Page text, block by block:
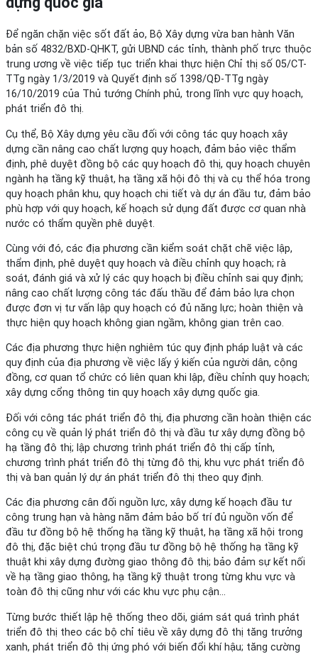
Để ngăn chặn việc sốt đất ảo, Bộ Xây dựng vừa ban hành Văn
bản số 4832/BXD-QHKT, gửi UBND các tỉnh, thành phố trực thuộc
trung ương về việc tiếp tục triển khai thực hiện Chỉ thị số 05/CT-
TTg ngày 1/3/2019 và Quyết định số 1398/QĐ-TTg ngày
16/10/2019 của Thủ tướng Chính phủ, trong lĩnh vực quy hoạch,
phát triển đô thị.
Cụ thể, Bộ Xây dựng yêu cầu đối với công tác quy hoạch xây
dựng cần nâng cao chất lượng quy hoạch, đảm bảo việc thẩm
định, phê duyệt đồng bộ các quy hoạch đô thị, quy hoạch chuyên
ngành hạ tầng kỹ thuật, hạ tầng xã hội đô thị và cụ thể hóa trong
quy hoạch phân khu, quy hoạch chi tiết và dự án đầu tư, đảm bảo
phù hợp với quy hoạch, kế hoạch sử dụng đất được cơ quan nhà
nước có thẩm quyền phê duyệt.
Cùng với đó, các địa phương cần kiểm soát chặt chẽ việc lập,
thẩm định, phê duyệt quy hoạch và điều chỉnh quy hoạch; rà
soát, đánh giá và xử lý các quy hoạch bị điều chỉnh sai quy định;
nâng cao chất lượng công tác đấu thầu để đảm bảo lựa chọn
được đơn vị tư vấn lập quy hoạch có đủ năng lực; hoàn thiện và
thực hiện quy hoạch không gian ngầm, không gian trên cao.
Các địa phương thực hiện nghiêm túc quy định pháp luật và các
quy định của địa phương về việc lấy ý kiến của người dân, cộng
đồng, cơ quan tổ chức có liên quan khi lập, điều chỉnh quy hoạch;
xây dựng cổng thông tin quy hoạch xây dựng quốc gia.
Đối với công tác phát triển đô thị, địa phương cần hoàn thiện các
công cụ về quản lý phát triển đô thị và đầu tư xây dựng đồng bộ
hạ tầng đô thị; lập chương trình phát triển đô thị cấp tỉnh,
chương trình phát triển đô thị từng đô thị, khu vực phát triển đô
thị và ban quản lý dự án phát triển đô thị theo quy định.
Các địa phương cân đối nguồn lực, xây dựng kế hoạch đầu tư
công trung hạn và hàng năm đảm bảo bố trí đủ nguồn vốn để
đầu tư đồng bộ hệ thống hạ tầng kỹ thuật, hạ tầng xã hội trong
đô thị, đặc biệt chú trọng đầu tư đồng bộ hệ thống hạ tầng kỹ
thuật khi xây dựng đường giao thông đô thị; bảo đảm sự kết nối
về hạ tầng giao thông, hạ tầng kỹ thuật trong từng khu vực và
toàn đô thị cũng như với các khu vực phụ cận…
Từng bước thiết lập hệ thống theo dõi, giám sát quá trình phát
triển đô thị theo các bộ chỉ tiêu về xây dựng đô thị tăng trưởng
xanh, phát triển đô thị ứng phó với biến đổi khí hậu; tăng cường